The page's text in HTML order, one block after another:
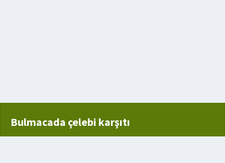
Bulmacada çelebi karşıtı